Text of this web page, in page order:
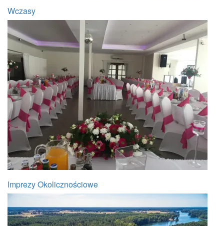
Wczasy
Imprezy Okolicznościowe